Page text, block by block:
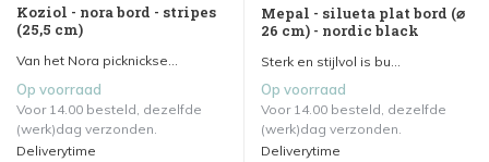
Koziol - nora bord - stripes
(25,5 cm)
Van het Nora picknickse...
Op voorraad
Voor 14.00 besteld, dezelfde
(werk)dag verzonden.
Deliverytime
Mepal - silueta plat bord (⌀
26 cm) - nordic black
Sterk en stijlvol is bu...
Op voorraad
Voor 14.00 besteld, dezelfde
(werk)dag verzonden.
Deliverytime